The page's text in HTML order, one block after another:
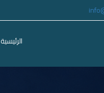
الرئيسية